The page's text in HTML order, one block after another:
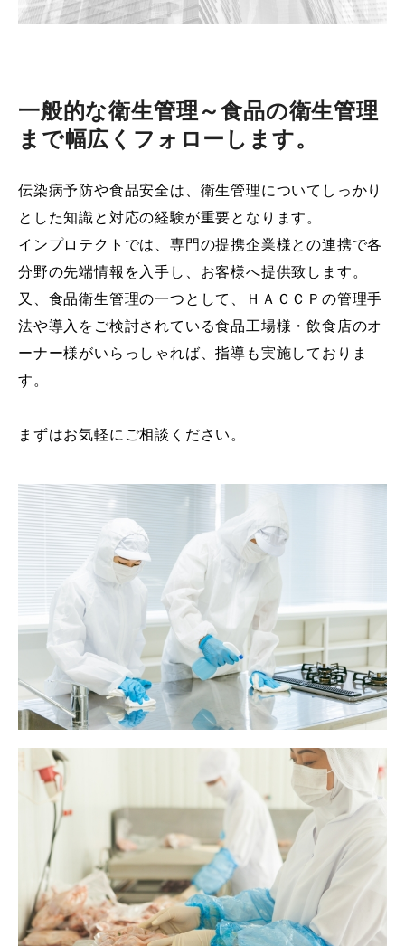
一般的な衛生管理～食品の衛生管理
まで幅広くフォローします。
伝染病予防や食品安全は、衛生管理についてしっかり
とした知識と対応の経験が重要となります。
インプロテクトでは、専門の提携企業様との連携で各
分野の先端情報を入手し、お客様へ提供致します。
又、食品衛生管理の一つとして、ＨＡＣＣＰの管理手
法や導入をご検討されている食品工場様・飲食店のオ
ーナー様がいらっしゃれば、指導も実施しておりま
す。
まずはお気軽にご相談ください。